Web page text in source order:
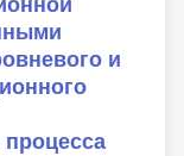
и
процесса